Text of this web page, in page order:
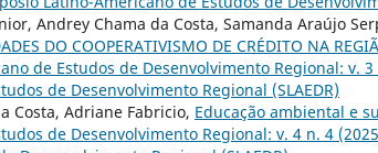
Andrey Chama da Costa, Samanda Araújo
DO COOPERATIVISMO DE CRÉDITO NA
de Estudos de Desenvolvimento Regional: v.
de Desenvolvimento Regional (SLAEDR)
Costa, Adriane Fabricio, Educação ambiental e
de Desenvolvimento Regional: v. 4 n. 4